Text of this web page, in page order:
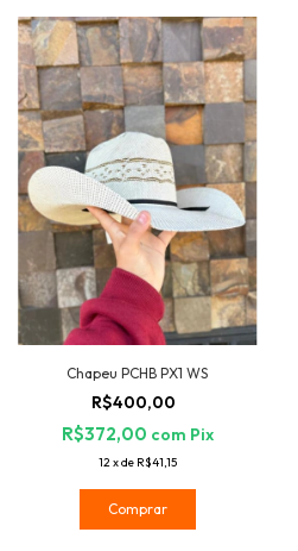
Chapeu PCHB PX1 WS
R$400,00
R$372,00 com Pix
12xde R$41,15
Comprar